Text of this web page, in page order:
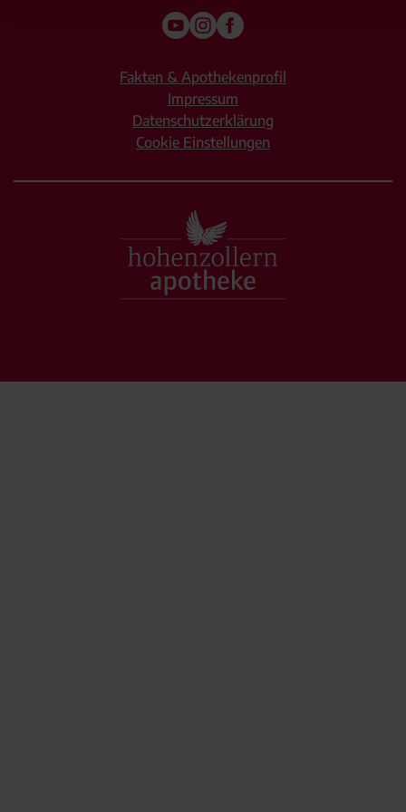
Fakten & Apothekenprofil
Impressum
Datenschutzerklärung
Cookie Einstellungen